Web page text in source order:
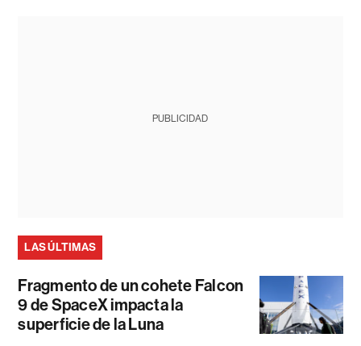
PUBLICIDAD
LAS ÚLTIMAS
Fragmento de un cohete Falcon
9 de SpaceX impacta la
superficie de la Luna